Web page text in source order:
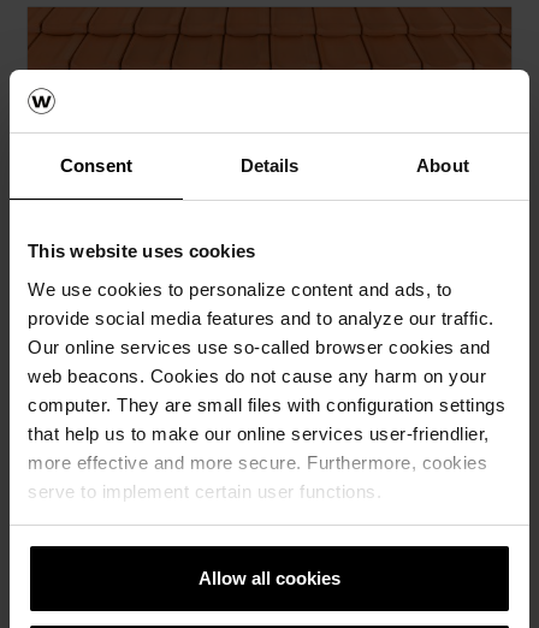
Consent Details About
This website uses cookies
We use cookies to personalize content and ads, to
provide social media features and to analyze our traffic.
Our online services use so-called browser cookies and
web beacons. Cookies do not cause any harm on your
computer. They are small files with configuration settings
that help us to make our online services user-friendlier,
more effective and more secure. Furthermore, cookies
serve to implement certain user functions.
Allow all cookies
Калкулатори за Tondach покрив
Бесплатна пресметка на материјалот
Бесплатен примерок на ќерамида
How-to видеа
материјали